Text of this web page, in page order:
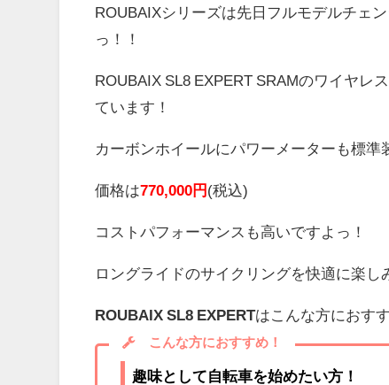
ROUBAIXシリーズは先日フルモデルチェ
っ！！
ROUBAIX SL8 EXPERT SRAMのワイヤレ
ています！
カーボンホイールにパワーメーターも標準
価格は770,000円 (税込)
コストパフォーマンスも高いですよっ！
ロングライドのサイクリングを快適に楽し
ROUBAIX SL8 EXPERTはこんな方におす
こんな方におすすめ！
趣味として自転車を始めたい方！